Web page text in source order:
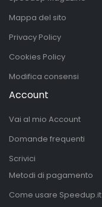
Mappa del sito
Privacy Policy
Cookies Policy
Modifica consensi
Account
Vai al mio Account
Domande frequenti
Scrivici
Metodi di pagamento
Come usare Speedup.it